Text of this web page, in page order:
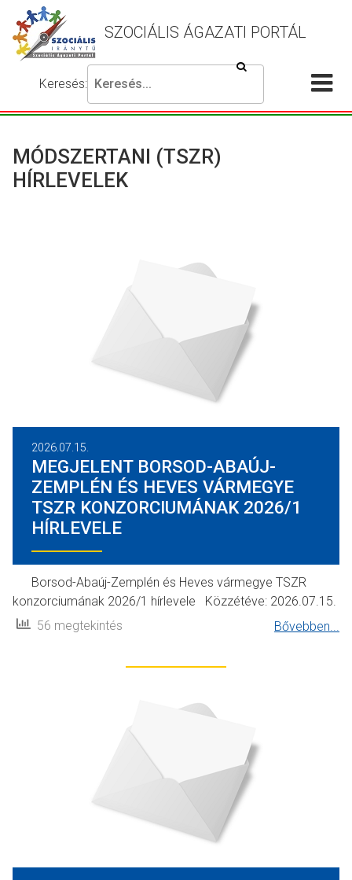
SZOCIÁLIS ÁGAZATI PORTÁL
Keresés:
Írja
be
keresni
kívánt
kifejezést,
Keresés
beállítások
MÓDSZERTANI (TSZR)
HÍRLEVELEK
2026.07.15.
MEGJELENT BORSOD-ABAÚJ-
ZEMPLÉN ÉS HEVES VÁRMEGYE
TSZR KONZORCIUMÁNAK 2026/1
HÍRLEVELE
Borsod-Abaúj-Zemplén és Heves vármegye TSZR
konzorciumának 2026/1 hírlevele Közzétéve: 2026.07.15.
56 megtekintés
Bővebben...